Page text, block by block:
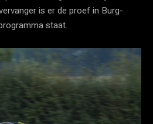
is er de proef in Burg-
staat.